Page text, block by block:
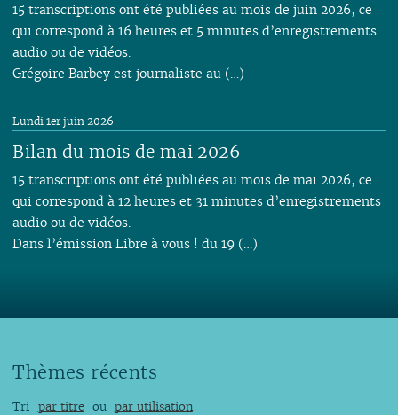
15 transcriptions ont été publiées au mois de juin 2026, ce
qui correspond à 16 heures et 5 minutes d’enregistrements
audio ou de vidéos.
Grégoire Barbey est journaliste au (…)
Bilan du mois de mai 2026
Lundi 1er juin 2026
15 transcriptions ont été publiées au mois de mai 2026, ce
qui correspond à 12 heures et 31 minutes d’enregistrements
audio ou de vidéos.
Dans l’émission Libre à vous ! du 19 (…)
Thèmes récents
Tri par titre ou par utilisation